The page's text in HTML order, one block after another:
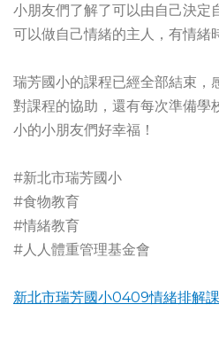
小朋友們了解了可以由自己決定
可以做自己情緒的主人，有情緒
瑞芳國小的課程已經全部結束，
對課程的協助，還有每次準備學
小的小朋友們好幸福！
#新北市瑞芳國小
#食物教育
#情緒教育
#人人體重管理基金會
新北市瑞芳國小0409情緒排解